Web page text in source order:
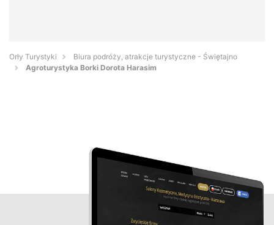
Orły Turystyki
Biura podróży, atrakcje turystyczne - Świętajno
Agroturystyka Borki Dorota Harasim